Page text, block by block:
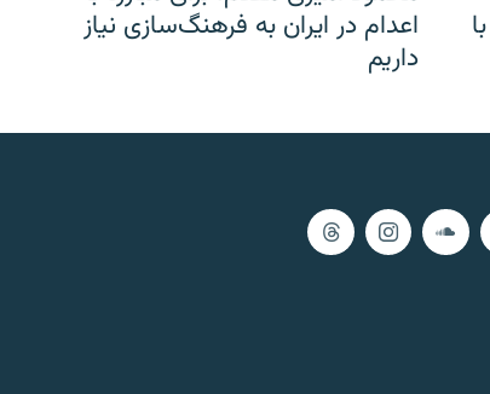
اعدام در ایران به فرهنگ‌سازی نیاز
داریم